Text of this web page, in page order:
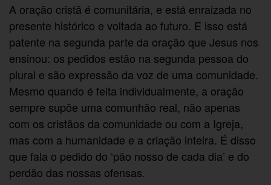
A oração cristã é comunitária, e está enraizada no
presente histórico e voltada ao futuro. E isso está
patente na segunda parte da oração que Jesus nos
ensinou: os pedidos estão na segunda pessoa do
plural e são expressão da voz de uma comunidade.
Mesmo quando é feita individualmente, a oração
sempre supõe uma comunhão real, não apenas
com os cristãos da comunidade ou com a Igreja,
mas com a humanidade e a criação inteira. É disso
que fala o pedido do ‘pão nosso de cada dia’ e do
perdão das nossas ofensas.